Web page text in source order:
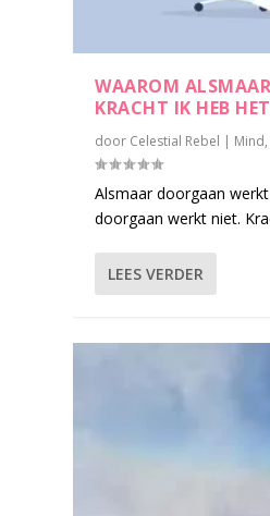
WAAROM
KRACHT IK HEB
door Celestial Rebel |
Alsmaar doorgaan
doorgaan werkt niet.
LEES VERDER